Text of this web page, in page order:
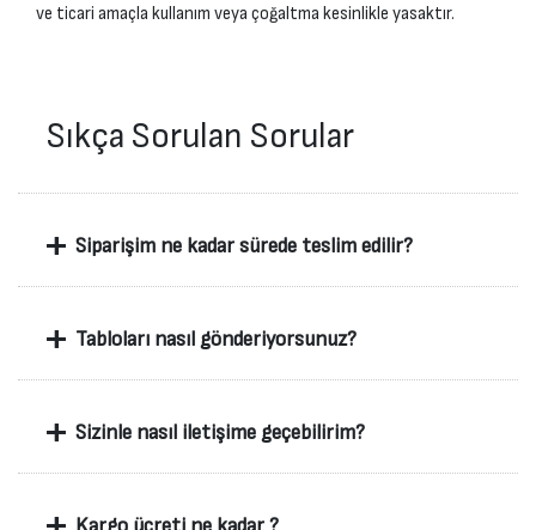
ve ticari amaçla kullanım veya çoğaltma kesinlikle yasaktır.
Sıkça Sorulan Sorular
+ Siparişim ne kadar sürede teslim edilir?
+ Tabloları nasıl gönderiyorsunuz?
+ Sizinle nasıl iletişime geçebilirim?